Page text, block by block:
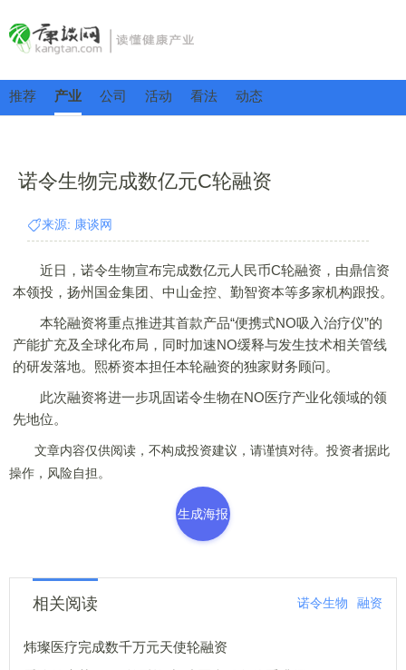
推荐 产业 公司 活动 看法 动态
诺令生物完成数亿元C轮融资
来源: 康谈网
近日，诺令生物宣布完成数亿元人民币C轮融资，由鼎信资
本领投，扬州国金集团、中山金控、勤智资本等多家机构跟投。
本轮融资将重点推进其首款产品“便携式NO吸入治疗仪”的
产能扩充及全球化布局，同时加速NO缓释与发生技术相关管线
的研发落地。熙桥资本担任本轮融资的独家财务顾问。
此次融资将进一步巩固诺令生物在NO医疗产业化领域的领
先地位。
文章内容仅供阅读，不构成投资建议，请谨慎对待。投资者据此
操作，风险自担。
生成海报
相关阅读 诺令生物 融资
炜璨医疗完成数千万元天使轮融资